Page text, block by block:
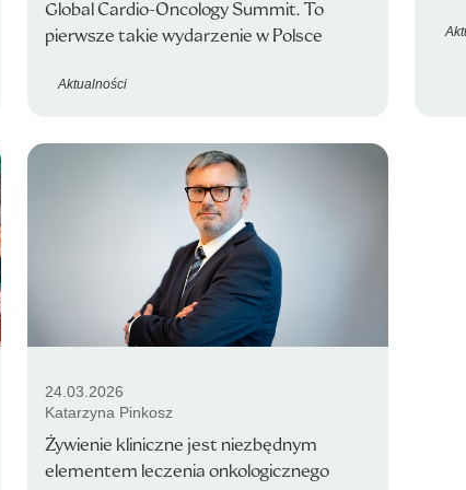
Global Cardio-Oncology Summit. To
pierwsze takie wydarzenie w Polsce
Aktualności
24.03.2026
Katarzyna Pinkosz
Żywienie kliniczne jest niezbędnym
elementem leczenia onkologicznego